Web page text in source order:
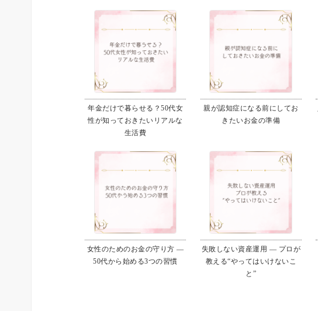
年金だけで暮らせる？50代女
性が知っておきたいリアルな
生活費
親が認知症になる前にしてお
きたいお金の準備
女性のためのお金の守り方 ―
50代から始める3つの習慣
失敗しない資産運用 ― プロが
教える“やってはいけないこ
と”